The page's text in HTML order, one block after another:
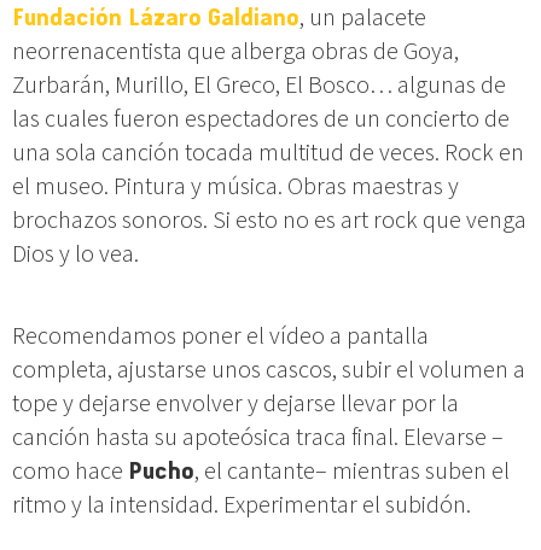
Fundación Lázaro Galdiano, un palacete
neorrenacentista que alberga obras de Goya,
Zurbarán, Murillo, El Greco, El Bosco… algunas de
las cuales fueron espectadores de un concierto de
una sola canción tocada multitud de veces. Rock en
el museo. Pintura y música. Obras maestras y
brochazos sonoros. Si esto no es art rock que venga
Dios y lo vea.
Recomendamos poner el vídeo a pantalla
completa, ajustarse unos cascos, subir el volumen a
tope y dejarse envolver y dejarse llevar por la
canción hasta su apoteósica traca final. Elevarse –
como hace Pucho, el cantante– mientras suben el
ritmo y la intensidad. Experimentar el subidón.